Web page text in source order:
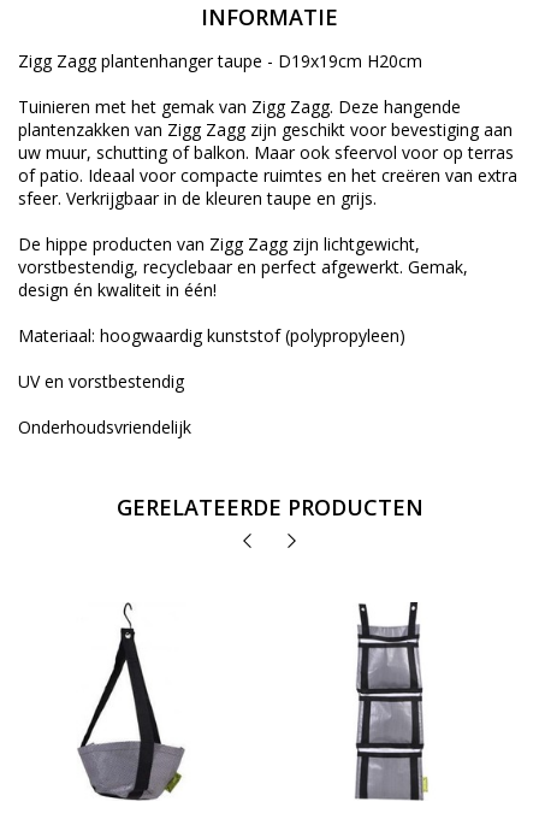
INFORMATIE
Zigg Zagg plantenhanger taupe - D19x19cm H20cm
Tuinieren met het gemak van Zigg Zagg. Deze hangende
plantenzakken van Zigg Zagg zijn geschikt voor bevestiging aan
uw muur, schutting of balkon. Maar ook sfeervol voor op terras
of patio. Ideaal voor compacte ruimtes en het creëren van extra
sfeer. Verkrijgbaar in de kleuren taupe en grijs.
De hippe producten van Zigg Zagg zijn lichtgewicht,
vorstbestendig, recyclebaar en perfect afgewerkt. Gemak,
design én kwaliteit in één!
Materiaal: hoogwaardig kunststof (polypropyleen)
UV en vorstbestendig
Onderhoudsvriendelijk
GERELATEERDE PRODUCTEN